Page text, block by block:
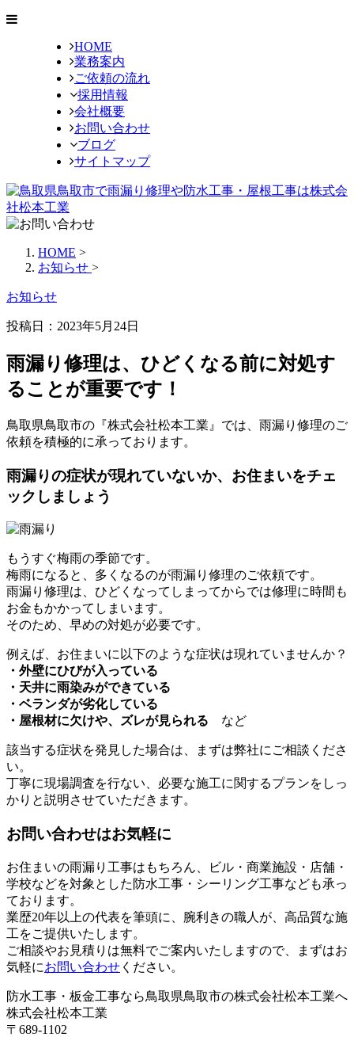
HOME
業務案内
ご依頼の流れ
採用情報
会社概要
お問い合わせ
ブログ
サイトマップ
HOME >
お知らせ >
お知らせ
投稿日： 2023年5月24日
雨漏り修理は、ひどくなる前に対処す
ることが重要です！
鳥取県鳥取市の『株式会社松本工業』では、雨漏り修理のご
依頼を積極的に承っております。
雨漏りの症状が現れていないか、お住まいをチェ
ックしましょう
もうすぐ梅雨の季節です。
梅雨になると、多くなるのが雨漏り修理のご依頼です。
雨漏り修理は、ひどくなってしまってからでは修理に時間も
お金もかかってしまいます。
そのため、早めの対処が必要です。
例えば、お住まいに以下のような症状は現れていませんか？
・外壁にひびが入っている
・天井に雨染みができている
・ベランダが劣化している
・屋根材に欠けや、ズレが見られる など
該当する症状を発見した場合は、まずは弊社にご相談くださ
い。
丁寧に現場調査を行ない、必要な施工に関するプランをしっ
かりと説明させていただきます。
お問い合わせはお気軽に
お住まいの雨漏り工事はもちろん、ビル・商業施設・店舗・
学校などを対象とした防水工事・シーリング工事なども承っ
ております。
業歴20年以上の代表を筆頭に、腕利きの職人が、高品質な施
工をご提供いたします。
ご相談やお見積りは無料でご案内いたしますので、まずはお
気軽にお問い合わせ ください。
防水工事・板金工事なら鳥取県鳥取市の株式会社松本工業へ
株式会社松本工業
〒689-1102